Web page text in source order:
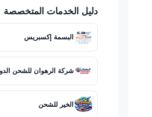
دليل الخدمات المتخصصة
البسمة إكسبريس
شركة الرهوان للشحن
الخير للشحن